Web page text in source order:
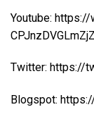
Youtube:
Twitter: https://
Blogspot: